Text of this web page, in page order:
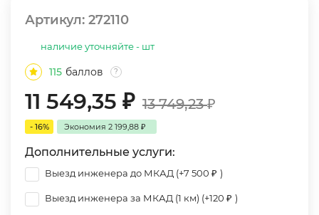
Артикул: 272110
наличие уточняйте - шт
115 баллов ?
11 549,35 ₽ 13 749,23₽
- 16% Экономия 2 199,88 ₽
Дополнительные услуги:
Выезд инженера до МКАД (+7 500 ₽ )
Выезд инженера за МКАД (1 км) (+120 ₽ )